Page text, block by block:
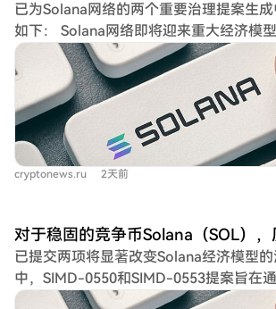
已为Solana网络的两个重要治理提案生
如下： Solana网络即将迎来重大经济模型变革。其验证者
已提交两项关键治理提案SIMD-0550和
目标是减少SOL代币的流通供应量并大幅
模。 若提案获得通过，预计Solana网络的每日代币销毁量
将从目前的约650 SOL（价值4.7万美元
SOL（价值65万美元）。这将显著加速
程，使得通胀率降至1.5%的目标年份可能
年提前至2029年，从而在未来六年内减少
升至9000 SOL，仍远低于当前每日约6万
量。因此，仅凭提高网络费用消耗可能仍
短期内转变为通缩系统。网络经济模型的
察。 请注意，本文内容不构成任何投资
cryptonews.ru 2天前
已提交两项将显著改变Solana经济模型
中，SIMD-0550和SIMD-0553提案旨在
（即“燃烧”更多SOL代币）来减少SOL的流通